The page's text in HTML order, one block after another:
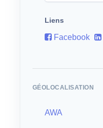
Liens
Facebook
GÉOLOCALISATION
AWA